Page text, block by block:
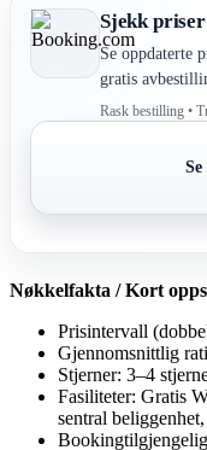
Sjekk
Se oppdaterte
gratis
Rask bestilling •
Nøkkelfakta / Kort
Prisintervall
Gjennomsnittlig
Stjerner: 3–4
Fasiliteter: Gratis
sentral